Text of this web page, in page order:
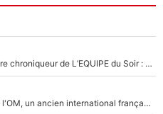
Johan Micoud en conflit avec un autre chroniqueur de L’EQUIPE du Soir : «Pendant un moment, je ne les ai pas remis ensemble dans l'émission»
Proche de rejoindre Bruno Genesio à l'OM, un ancien international français va finalement débarquer... sur RMC !